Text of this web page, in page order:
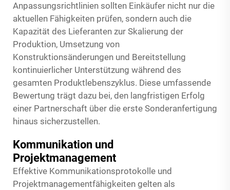
Anpassungsrichtlinien sollten Einkäufer nicht nur die
aktuellen Fähigkeiten prüfen, sondern auch die
Kapazität des Lieferanten zur Skalierung der
Produktion, Umsetzung von
Konstruktionsänderungen und Bereitstellung
kontinuierlicher Unterstützung während des
gesamten Produktlebenszyklus. Diese umfassende
Bewertung trägt dazu bei, den langfristigen Erfolg
einer Partnerschaft über die erste Sonderanfertigung
hinaus sicherzustellen.
Kommunikation und
Projektmanagement
Effektive Kommunikationsprotokolle und
Projektmanagementfähigkeiten gelten als